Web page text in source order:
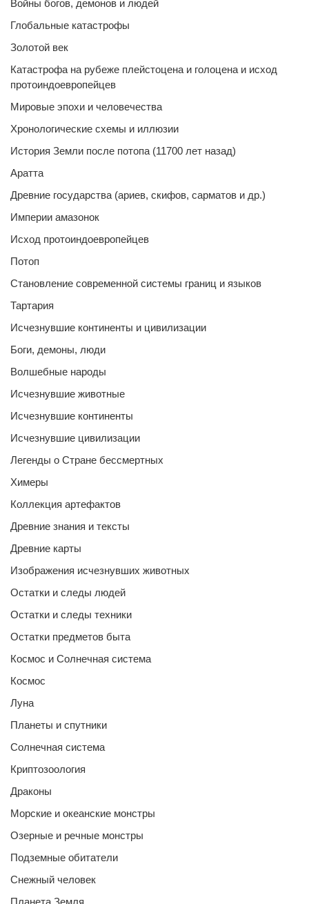
Войны богов, демонов и людей
Глобальные катастрофы
Золотой век
Катастрофа на рубеже плейстоцена и голоцена и исход
протоиндоевропейцев
Мировые эпохи и человечества
Хронологические схемы и иллюзии
История Земли после потопа (11700 лет назад)
Аратта
Древние государства (ариев, скифов, сарматов и др.)
Империи амазонок
Исход протоиндоевропейцев
Потоп
Становление современной системы границ и языков
Тартария
Исчезнувшие континенты и цивилизации
Боги, демоны, люди
Волшебные народы
Исчезнувшие животные
Исчезнувшие континенты
Исчезнувшие цивилизации
Легенды о Стране бессмертных
Химеры
Коллекция артефактов
Древние знания и тексты
Древние карты
Изображения исчезнувших животных
Остатки и следы людей
Остатки и следы техники
Остатки предметов быта
Космос и Солнечная система
Космос
Луна
Планеты и спутники
Солнечная система
Криптозоология
Драконы
Морские и океанские монстры
Озерные и речные монстры
Подземные обитатели
Снежный человек
Планета Земля